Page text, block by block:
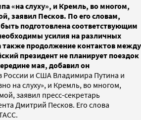
«на слуху», и Кремль, во многом,
заявил Песков. По его словам,
подготовлена соответствующим
усилия на различных
также продолжение контактов между
президент не планирует поездок
мая, добавил он
России и США Владимира Путина и
на слуху», и Кремль, во многом,
заявил пресс-секретарь
Дмитрий Песков. Его слова